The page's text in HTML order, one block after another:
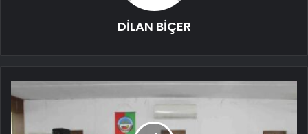
DİLAN BİÇER